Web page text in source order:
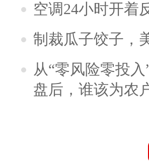
空调24小时开着
制裁瓜子饺子，
从“零风险零投
盘后，谁该为农